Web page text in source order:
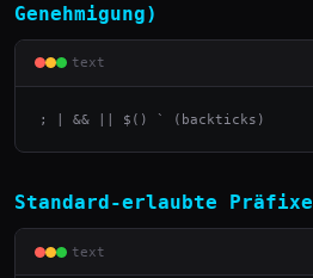
Genehmigung)
text
; | && || $() ` (backticks)
Standard-erlaubte Präfixe
text